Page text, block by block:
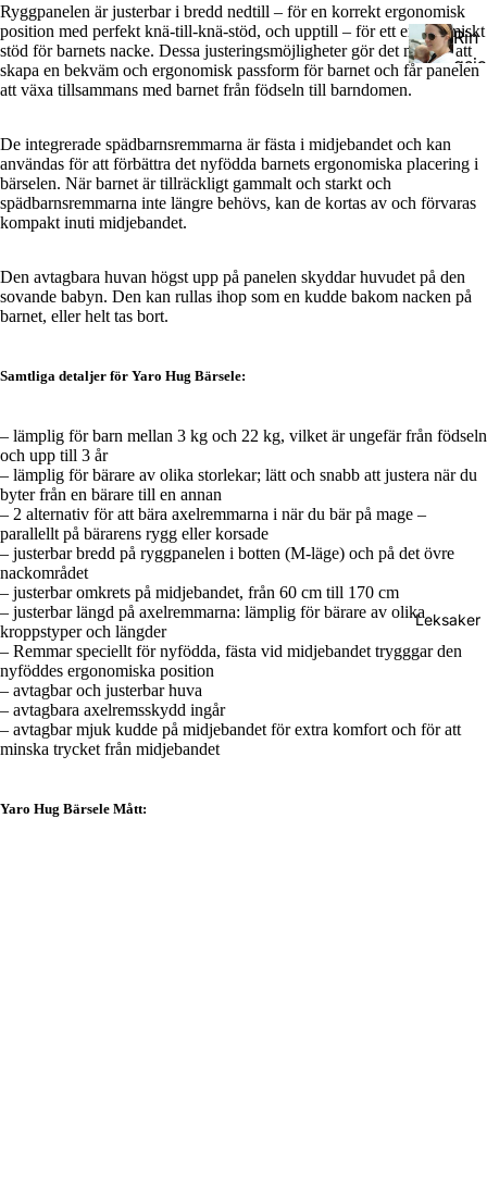
Rin
gsja
Leksaker
Ryggpanelen är justerbar i bredd nedtill – för en korrekt ergonomisk
position med perfekt knä-till-knä-stöd, och upptill – för ett ergonomiskt
stöd för barnets nacke. Dessa justeringsmöjligheter gör det möjligt att
skapa en bekväm och ergonomisk passform för barnet och får panelen
att växa tillsammans med barnet från födseln till barndomen.
De integrerade spädbarnsremmarna är fästa i midjebandet och kan
användas för att förbättra det nyfödda barnets ergonomiska placering i
bärselen. När barnet är tillräckligt gammalt och starkt och
spädbarnsremmarna inte längre behövs, kan de kortas av och förvaras
kompakt inuti midjebandet.
Den avtagbara huvan högst upp på panelen skyddar huvudet på den
sovande babyn. Den kan rullas ihop som en kudde bakom nacken på
barnet, eller helt tas bort.
Samtliga detaljer för Yaro Hug Bärsele:
– lämplig för barn mellan 3 kg och 22 kg, vilket är ungefär från födseln
och upp till 3 år
– lämplig för bärare av olika storlekar; lätt och snabb att justera när du
byter från en bärare till en annan
– 2 alternativ för att bära axelremmarna i när du bär på mage –
parallellt på bärarens rygg eller korsade
– justerbar bredd på ryggpanelen i botten (M-läge) och på det övre
nackområdet
– justerbar omkrets på midjebandet, från 60 cm till 170 cm
– justerbar längd på axelremmarna: lämplig för bärare av olika
kroppstyper och längder
– Remmar speciellt för nyfödda, fästa vid midjebandet trygggar den
nyföddes ergonomiska position
– avtagbar och justerbar huva
– avtagbara axelremsskydd ingår
– avtagbar mjuk kudde på midjebandet för extra komfort och för att
minska trycket från midjebandet
Yaro Hug Bärsele Mått: